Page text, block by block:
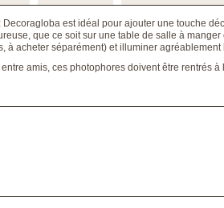
est idéal pour ajouter une touche
que ce soit sur une table de salle à
acheter séparément) et illuminer agréablement
amis, ces photophores doivent être rentrés à